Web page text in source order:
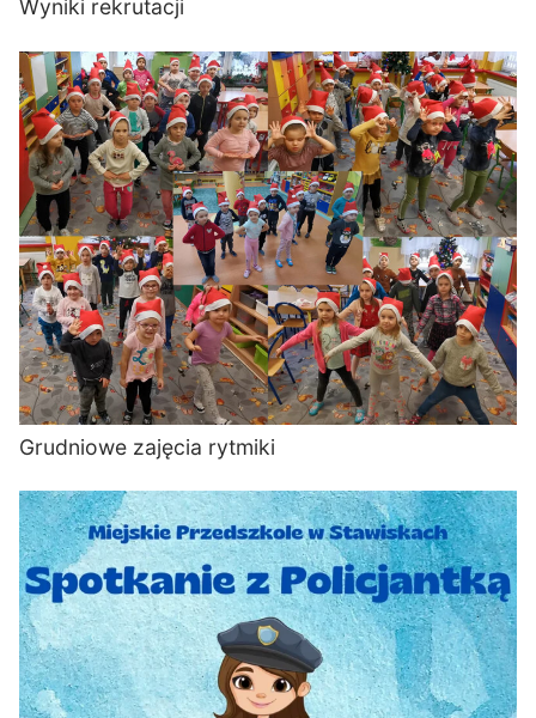
Wyniki rekrutacji
Grudniowe zajęcia rytmiki